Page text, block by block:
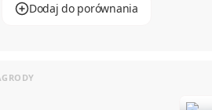
Dodaj do porównania